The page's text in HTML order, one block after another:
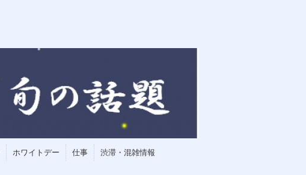
ホワイトデー 仕事
渋滞・混雑情報